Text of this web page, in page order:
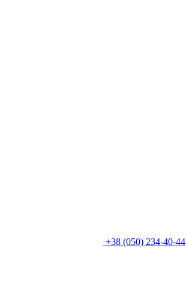
+38 (050) 234-40-44